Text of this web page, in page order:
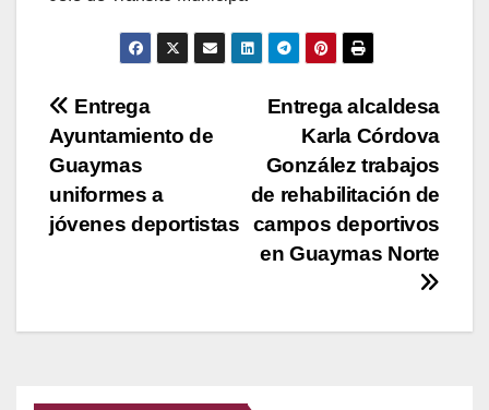
Navegación
de
entradas
Entrega alcaldesa
Karla Córdova
González trabajos
de rehabilitación de
campos deportivos
en Guaymas Norte
Entrega
Ayuntamiento de
Guaymas
uniformes a
jóvenes deportistas